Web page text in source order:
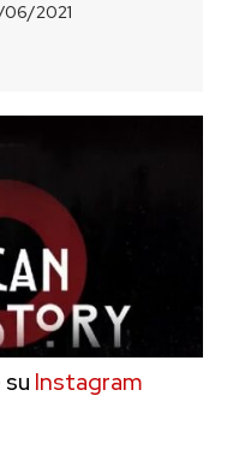
2021
su Instagram